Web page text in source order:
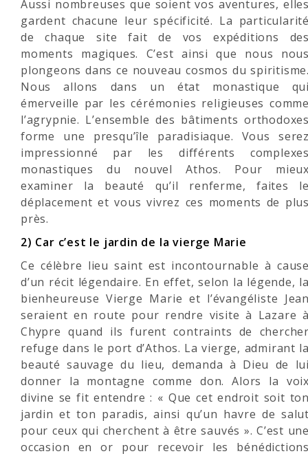
Aussi nombreuses que soient vos aventures,
gardent chacune leur spécificité. La
de chaque site fait de vos expéditions
moments magiques. C’est ainsi que nous
plongeons dans ce nouveau cosmos du
Nous allons dans un état monastique
émerveille par les cérémonies religieuses
l’agrypnie. L’ensemble des bâtiments
forme une presqu’île paradisiaque. Vous
impressionné par les différents
monastiques du nouvel Athos. Pour
examiner la beauté qu’il renferme, faites
déplacement et vous vivrez ces moments de
près.
2) Car c’est le jardin de la vierge Marie
Ce célèbre lieu saint est incontournable à
d’un récit légendaire. En effet, selon la légende,
bienheureuse Vierge Marie et l’évangéliste
seraient en route pour rendre visite à Lazare
Chypre quand ils furent contraints de
refuge dans le port d’Athos. La vierge, admirant
beauté sauvage du lieu, demanda à Dieu de
donner la montagne comme don. Alors la
divine se fit entendre : « Que cet endroit soit
jardin et ton paradis, ainsi qu’un havre de
pour ceux qui cherchent à être sauvés ». C’est
occasion en or pour recevoir les